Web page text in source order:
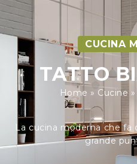
CUCINA
TATTO
Home » Cucine »
La cucina moderna che fa
grande